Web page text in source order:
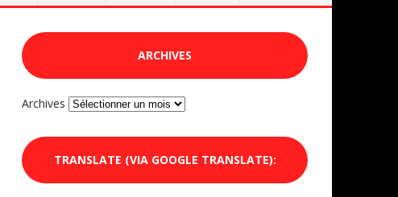
ARCHIVES
Archives
TRANSLATE (VIA GOOGLE TRANSLATE):